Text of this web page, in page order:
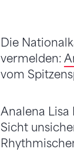
Die
vermelden:
vom
Analena
Sicht